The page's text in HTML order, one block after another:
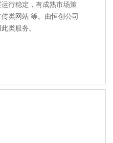
行稳定，有成熟市场策
类网站 等。由恒创公司
类服务。